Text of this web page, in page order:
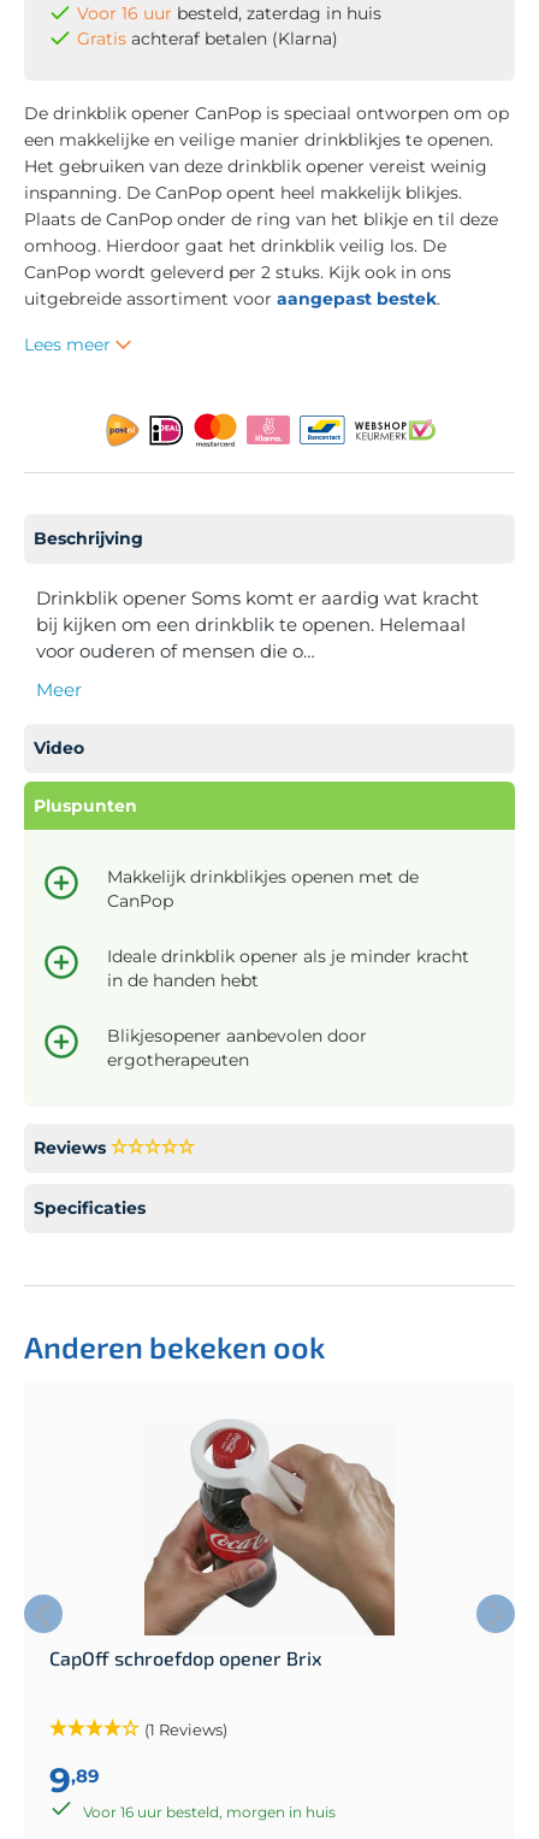
Voor 16 uur besteld, zaterdag in huis
Gratis achteraf betalen (Klarna)
De drinkblik opener CanPop is speciaal ontworpen om op
een makkelijke en veilige manier drinkblikjes te openen.
Het gebruiken van deze drinkblik opener vereist weinig
inspanning. De CanPop opent heel makkelijk blikjes.
Plaats de CanPop onder de ring van het blikje en til deze
omhoog. Hierdoor gaat het drinkblik veilig los. De
CanPop wordt geleverd per 2 stuks. Kijk ook in ons
uitgebreide assortiment voor aangepast bestek.
Lees meer
Beschrijving
Drinkblik opener Soms komt er aardig wat kracht
bij kijken om een drinkblik te openen. Helemaal
voor ouderen of mensen die o…
Meer
Video
Pluspunten
Makkelijk drinkblikjes openen met de
CanPop
Ideale drinkblik opener als je minder kracht
in de handen hebt
Blikjesopener aanbevolen door
ergotherapeuten
Reviews
Specificaties
Anderen bekeken ook
CapOff schroefdop opener Brix
(1 Reviews)
9,89
Voor 16 uur besteld, morgen in huis